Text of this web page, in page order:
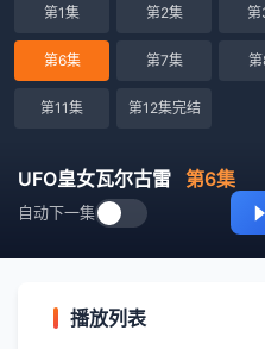
第1集 第2集 第
第6集 第7集
第11集 第12集完结
UFO皇女瓦尔古雷 第6集
自动下一集
播放列表